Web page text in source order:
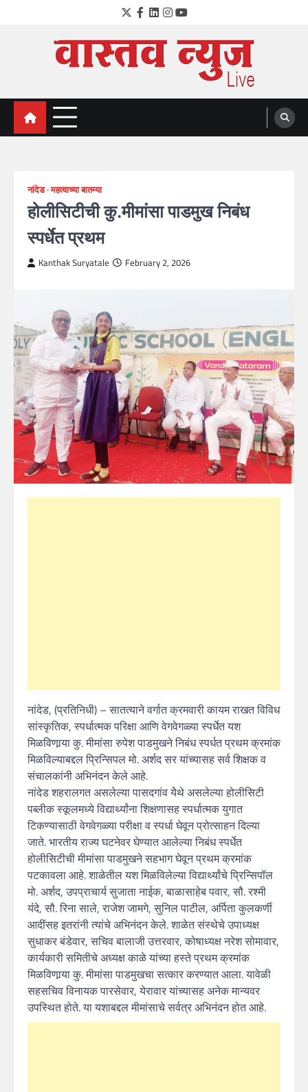
Twitter
Facebook
LinkedIn
Instagram
YouTube
VastavNEWSLive.com
a leading NEWS portal of Maharahstra
नांदेड महत्वाच्या बातम्या
होलीसिटीची कु.मीमांसा पाडमुख निबंध
स्पर्धेत प्रथम
Kanthak Suryatale February 2, 2026
नांदेड, (प्रतिनिधी) – सातत्याने वर्गात क्रमवारी कायम राखत विविध
सांस्कृतिक, स्पर्धात्मक परिक्षा आणि वेगवेगळ्या स्पर्धेत यश
मिळविणार्‍या कु. मीमांसा रुपेश पाडमुखने निबंध स्पर्धत प्रथम क्रमांक
मिळविल्याबद्दल प्रिन्सिपल मो. अर्शद सर यांच्यासह सर्व शिक्षक व
संचालकांनी अभिनंदन केले आहे.
नांदेड शहरालगत असलेल्या पासदगांव येेथे असलेल्या होलीसिटी
पब्लीक स्कूलमध्ये विद्यार्थ्यांना शिक्षणासह स्पर्धात्मक युगात
टिकण्यासाठी वेगवेगळ्या परीक्षा व स्पर्धा घेवून प्रोत्साहन दिल्या
जाते. भारतीय राज्य घटनेवर घेण्यात आलेल्या निबंध स्पर्धेत
होलीसिटीची मीमांसा पाडमुखने सहभाग घेवून प्रथम क्रमांक
पटकावला आहे. शाळेतील यश मिळविलेल्या विद्यार्थ्यांचे प्रिन्सिपॉल
मो. अर्शद, उपप्राचार्य सुजाता नाईक, बाळासाहेब पवार, सौ. रश्मी
यंंदे, सौ. रिना साले, राजेश जामगे, सुनिल पाटील, अर्पिता कुलकर्णी
आदींसह इतरांनी त्यांचे अभिनंदन केले. शाळेत संस्थेचे उपाध्यक्ष
सुधाकर बंडेवार, सचिव बालाजी उत्तरवार, कोषाध्यक्ष नरेश सोमावार,
कार्यकारी समितीचे अध्यक्ष काळे यांच्या हस्ते प्रथम क्रमांक
मिळविणार्‍या कु. मीमांसा पाडमुखचा सत्कार करण्यात आला. यावेळी
सहसचिव विनायक पारसेवार, येरावार यांच्यासह अनेक मान्यवर
उपस्थित होते. या यशाबद्दल मीमांसाचे सर्वत्र अभिनंदन होत आहे.